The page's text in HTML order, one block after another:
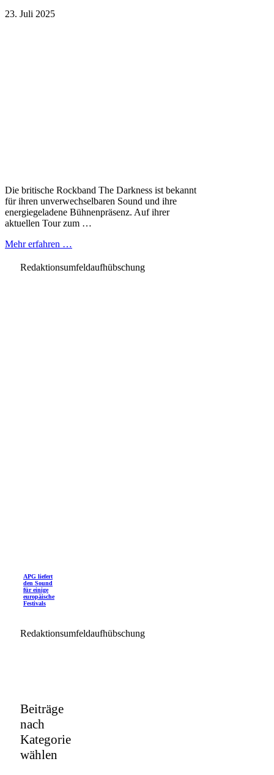
23. Juli 2025
Die britische Rockband The Darkness ist bekannt
für ihren unverwechselbaren Sound und ihre
energiegeladene Bühnenpräsenz. Auf ihrer
aktuellen Tour zum …
Mehr erfahren …
Redaktionsumfeldaufhübschung
APG liefert
den Sound
für einige
europäische
Festivals
Redaktionsumfeldaufhübschung
Beiträge
nach
Kategorie
wählen